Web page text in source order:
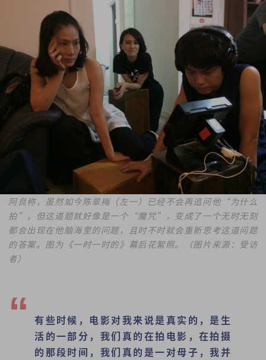
阿良称，虽然如今陈翠梅（左一）已经不会再追问他“为什么
拍”，但这道题就好像是一个“魔咒”，变成了一个无时无刻
都会出现在他脑海里的问题，且时不时就会重新思考这道问题
的答案。图为《一时一时的》幕后花絮照。（图片来源：受访
者）
有些时候，电影对我来说是真实的，是生
活的一部分，我们真的在拍电影，在拍摄
的那段时间，我们真的是一对母子，我并